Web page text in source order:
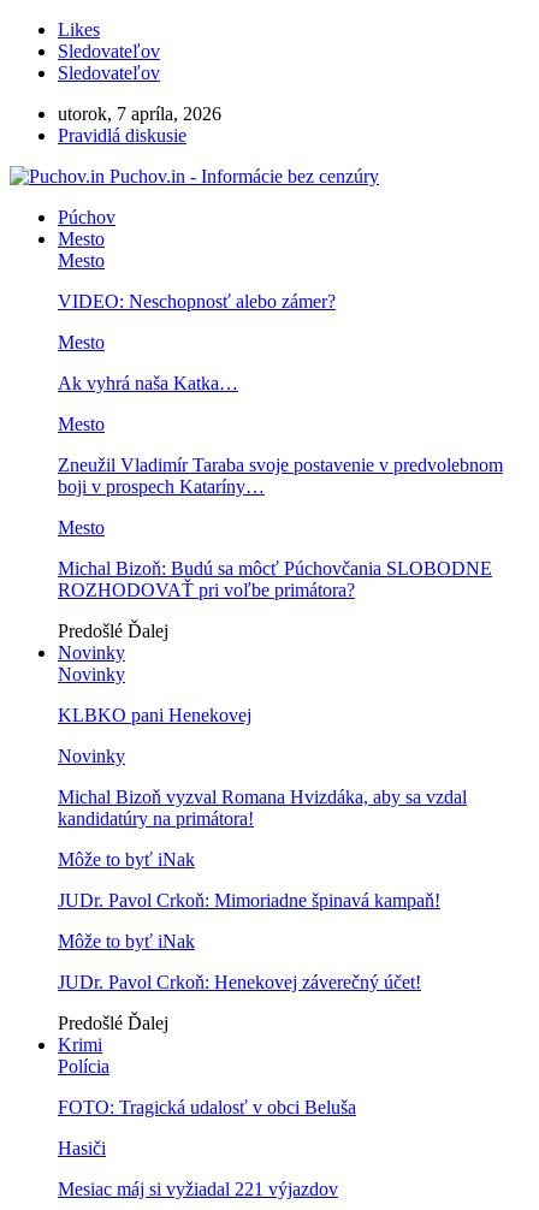
Likes
Sledovateľov
Sledovateľov
utorok, 7 apríla, 2026
Pravidlá diskusie
Puchov.in - Informácie bez cenzúry
Púchov
Mesto
Mesto
VIDEO: Neschopnosť alebo zámer?
Mesto
Ak vyhrá naša Katka…
Mesto
Zneužil Vladimír Taraba svoje postavenie v predvolebnom
boji v prospech Kataríny…
Mesto
Michal Bizoň: Budú sa môcť Púchovčania SLOBODNE
ROZHODOVAŤ pri voľbe primátora?
Predošlé Ďalej
Novinky
Novinky
KLBKO pani Henekovej
Novinky
Michal Bizoň vyzval Romana Hvizdáka, aby sa vzdal
kandidatúry na primátora!
Môže to byť iNak
JUDr. Pavol Crkoň: Mimoriadne špinavá kampaň!
Môže to byť iNak
JUDr. Pavol Crkoň: Henekovej záverečný účet!
Predošlé Ďalej
Krimi
Polícia
FOTO: Tragická udalosť v obci Beluša
Hasiči
Mesiac máj si vyžiadal 221 výjazdov